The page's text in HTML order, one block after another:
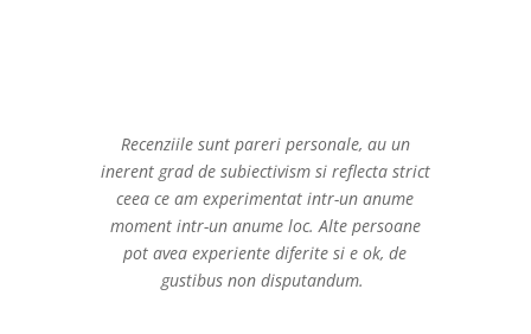
Recenziile sunt pareri personale, au un
inerent grad de subiectivism si reflecta strict
ceea ce am experimentat intr-un anume
moment intr-un anume loc. Alte persoane
pot avea experiente diferite si e ok, de
gustibus non disputandum.